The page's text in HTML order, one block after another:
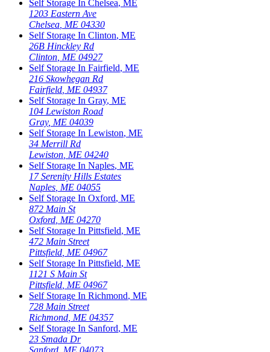
Self Storage In Chelsea, ME
1203 Eastern Ave
Chelsea ME 04330
Self Storage In Clinton, ME
26B Hinckley Rd
Clinton ME 04927
Self Storage In Fairfield, ME
216 Skowhegan Rd
Fairfield ME 04937
Self Storage In Gray, ME
104 Lewiston Road
Gray, ME 04039
Self Storage In Lewiston, ME
34 Merrill Rd
Lewiston ME 04240
Self Storage In Naples, ME
17 Serenity Hills Estates
Naples ME 04055
Self Storage In Oxford, ME
872 Main St
Oxford ME 04270
Self Storage In Pittsfield, ME
472 Main Street
Pittsfield ME 04967
Self Storage In Pittsfield, ME
1121 S Main St
Pittsfield ME 04967
Self Storage In Richmond, ME
728 Main Street
Richmond ME 04357
Self Storage In Sanford, ME
23 Smada Dr
Sanford ME 04073